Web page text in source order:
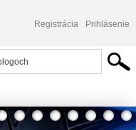
Registrácia Prihlásenie